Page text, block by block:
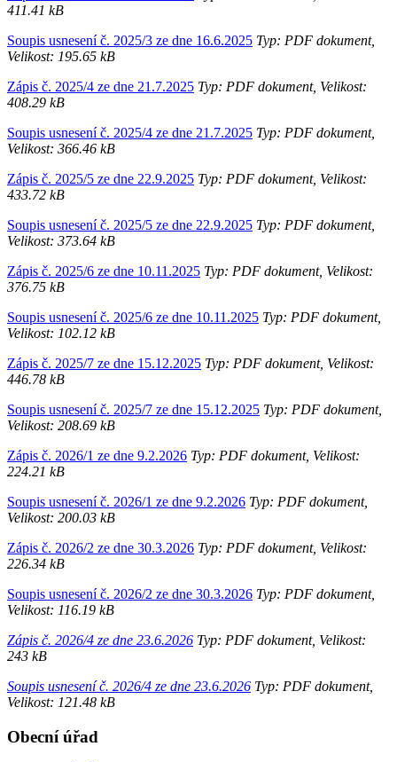
411.41 kB
Soupis usnesení č. 2025/3 ze dne 16.6.2025 Typ: PDF dokument,
Velikost: 195.65 kB
Zápis č. 2025/4 ze dne 21.7.2025 Typ: PDF dokument, Velikost:
408.29 kB
Soupis usnesení č. 2025/4 ze dne 21.7.2025 Typ: PDF dokument,
Velikost: 366.46 kB
Zápis č. 2025/5 ze dne 22.9.2025 Typ: PDF dokument, Velikost:
433.72 kB
Soupis usnesení č. 2025/5 ze dne 22.9.2025 Typ: PDF dokument,
Velikost: 373.64 kB
Zápis č. 2025/6 ze dne 10.11.2025 Typ: PDF dokument, Velikost:
376.75 kB
Soupis usnesení č. 2025/6 ze dne 10.11.2025 Typ: PDF dokument,
Velikost: 102.12 kB
Zápis č. 2025/7 ze dne 15.12.2025 Typ: PDF dokument, Velikost:
446.78 kB
Soupis usnesení č. 2025/7 ze dne 15.12.2025 Typ: PDF dokument,
Velikost: 208.69 kB
Zápis č. 2026/1 ze dne 9.2.2026 Typ: PDF dokument, Velikost:
224.21 kB
Soupis usnesení č. 2026/1 ze dne 9.2.2026 Typ: PDF dokument,
Velikost: 200.03 kB
Zápis č. 2026/2 ze dne 30.3.2026 Typ: PDF dokument, Velikost:
226.34 kB
Soupis usnesení č. 2026/2 ze dne 30.3.2026 Typ: PDF dokument,
Velikost: 116.19 kB
Zápis č. 2026/4 ze dne 23.6.2026 Typ: PDF dokument, Velikost:
243 kB
Soupis usnesení č. 2026/4 ze dne 23.6.2026 Typ: PDF dokument,
Velikost: 121.48 kB
Obecní úřad